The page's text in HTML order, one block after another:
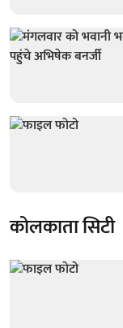
कोलकाता सिटी